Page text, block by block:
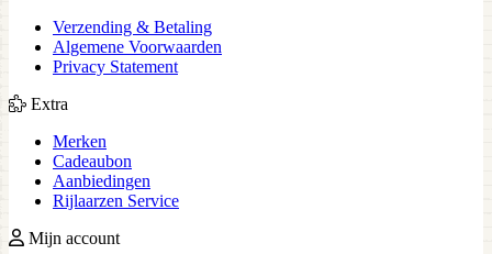
Verzending & Betaling
Algemene Voorwaarden
Privacy Statement
Extra
Merken
Cadeaubon
Aanbiedingen
Rijlaarzen Service
Mijn account